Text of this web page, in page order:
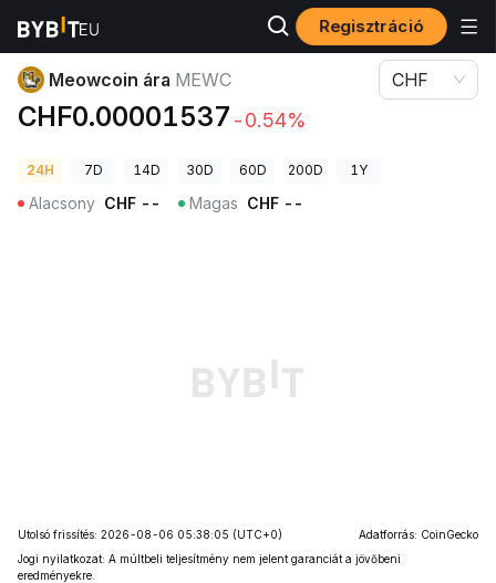
Regisztráció
Kriptovaluta árak Meowcoin ára MEWC
Meowcoin ára MEWC
CHF0.00001537 -0.54%
CHF
24H 7D 14D 30D 60D 200D 1Y
Alacsony CHF -- Magas CHF --
Utolsó frissítés: 2026-08-06 05:38:05 (UTC+0)
Adatforrás: CoinGecko
Jogi nyilatkozat: A múltbeli teljesítmény nem jelent garanciát a jövőbeni
eredményekre.